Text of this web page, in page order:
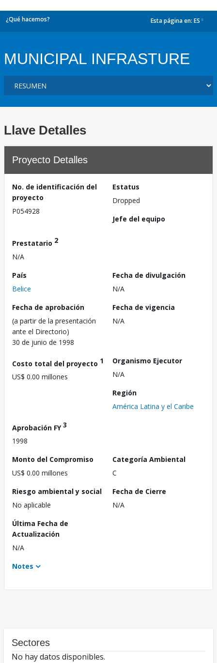
¿Qué hacemos? Esta página en: ES
MUNICIPAL INFRASTURE
Llave Detalles
Proyecto Detalles
No. de identificación del
proyecto
P054928
Estatus
Dropped
Jefe del equipo
Prestatario 2
N/A
País
Belice
Fecha de divulgación
N/A
Fecha de aprobación
(a partir de la presentación
ante el Directorio)
30 de junio de 1998
Fecha de vigencia
N/A
Costo total del proyecto 1
US$ 0.00 millones
Organismo Ejecutor
N/A
Región
América Latina y el Caribe
Aprobación FY3
1998
Monto del Compromiso
US$ 0.00 millones
Categoría Ambiental
C
Riesgo ambiental y social
No aplicable
Fecha de Cierre
N/A
Última Fecha de
Actualización
N/A
Notes
Sectores
No hay datos disponibles.